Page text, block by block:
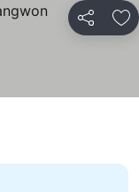
공유 즐